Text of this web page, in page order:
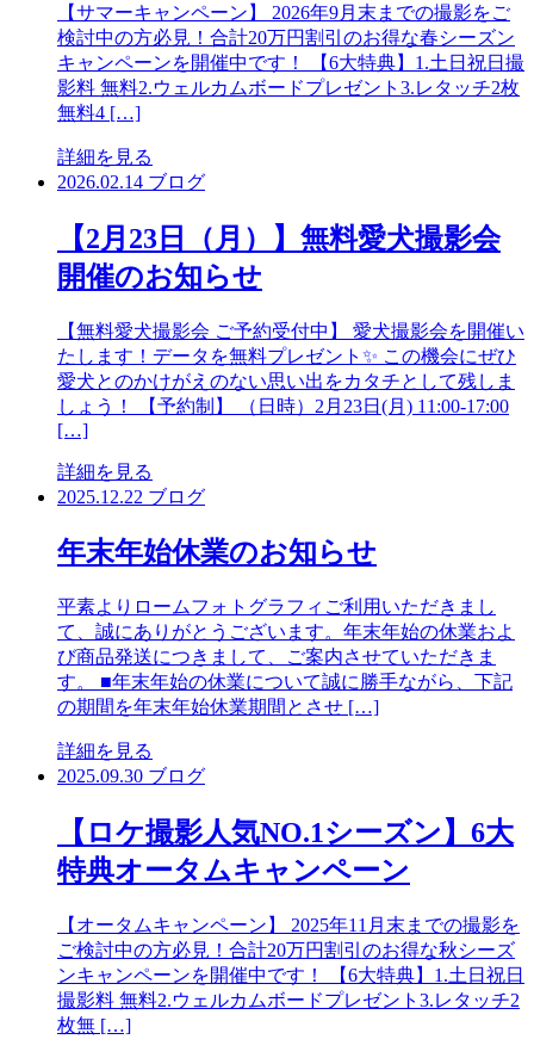
【サマーキャンペーン】 2026年9月末までの撮影をご
検討中の方必見！合計20万円割引のお得な春シーズン
キャンペーンを開催中です！ 【6大特典】1.土日祝日撮
影料 無料2.ウェルカムボードプレゼント3.レタッチ2枚
無料4 […]
詳細を見る
2026.02.14 ブログ
【2月23日（月）】無料愛犬撮影会
開催のお知らせ
【無料愛犬撮影会 ご予約受付中】 愛犬撮影会を開催い
たします！データを無料プレゼント✨ この機会にぜひ
愛犬とのかけがえのない思い出をカタチとして残しま
しょう！ 【予約制】 （日時）2月23日(月) 11:00-17:00
[…]
詳細を見る
2025.12.22 ブログ
年末年始休業のお知らせ
平素よりロームフォトグラフィご利用いただきまし
て、誠にありがとうございます。年末年始の休業およ
び商品発送につきまして、ご案内させていただきま
す。 ■年末年始の休業について誠に勝手ながら、下記
の期間を年末年始休業期間とさせ […]
詳細を見る
2025.09.30 ブログ
【ロケ撮影人気NO.1シーズン】6大
特典オータムキャンペーン
【オータムキャンペーン】 2025年11月末までの撮影を
ご検討中の方必見！合計20万円割引のお得な秋シーズ
ンキャンペーンを開催中です！ 【6大特典】1.土日祝日
撮影料 無料2.ウェルカムボードプレゼント3.レタッチ2
枚無 […]